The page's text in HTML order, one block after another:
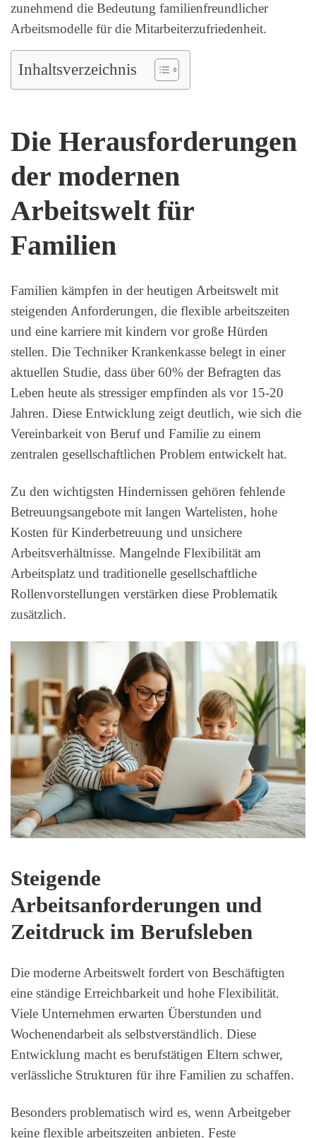
zunehmend die Bedeutung familienfreundlicher
Arbeitsmodelle für die Mitarbeiterzufriedenheit.
Inhaltsverzeichnis
Die Herausforderungen
der modernen
Arbeitswelt für
Familien
Familien kämpfen in der heutigen Arbeitswelt mit
steigenden Anforderungen, die flexible arbeitszeiten
und eine karriere mit kindern vor große Hürden
stellen. Die Techniker Krankenkasse belegt in einer
aktuellen Studie, dass über 60% der Befragten das
Leben heute als stressiger empfinden als vor 15-20
Jahren. Diese Entwicklung zeigt deutlich, wie sich die
Vereinbarkeit von Beruf und Familie zu einem
zentralen gesellschaftlichen Problem entwickelt hat.
Zu den wichtigsten Hindernissen gehören fehlende
Betreuungsangebote mit langen Wartelisten, hohe
Kosten für Kinderbetreuung und unsichere
Arbeitsverhältnisse. Mangelnde Flexibilität am
Arbeitsplatz und traditionelle gesellschaftliche
Rollenvorstellungen verstärken diese Problematik
zusätzlich.
Steigende
Arbeitsanforderungen und
Zeitdruck im Berufsleben
Die moderne Arbeitswelt fordert von Beschäftigten
eine ständige Erreichbarkeit und hohe Flexibilität.
Viele Unternehmen erwarten Überstunden und
Wochenendarbeit als selbstverständlich. Diese
Entwicklung macht es berufstätigen Eltern schwer,
verlässliche Strukturen für ihre Familien zu schaffen.
Besonders problematisch wird es, wenn Arbeitgeber
keine flexible arbeitszeiten anbieten. Feste